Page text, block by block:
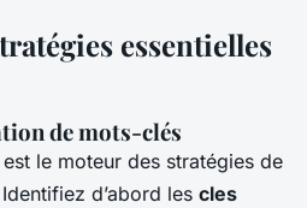
essentielles
de mots-clés
le moteur des stratégies de
d’abord les cles